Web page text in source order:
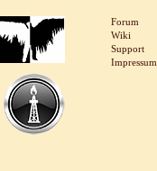
Forum
Wiki
Support
Impressum